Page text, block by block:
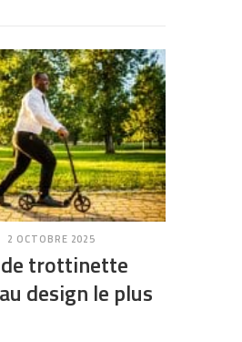
2 OCTOBRE 2025
trottinette
design le plus